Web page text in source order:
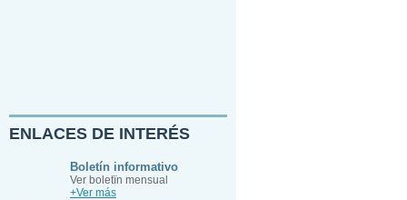
ENLACES DE INTERÉS
Boletín informativo
Ver boletïn mensual
+Ver más